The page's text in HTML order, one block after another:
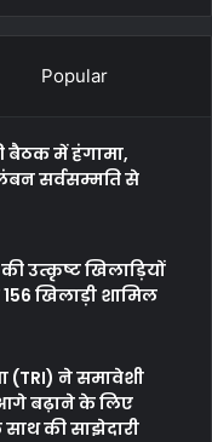
Popular
बैठक में हंगामा,
सर्वसम्मति से
उत्कृष्ट खिलाड़ियों
खिलाड़ी शामिल
(TRI) ने समावेशी
बढ़ाने के लिए
की साझेदारी